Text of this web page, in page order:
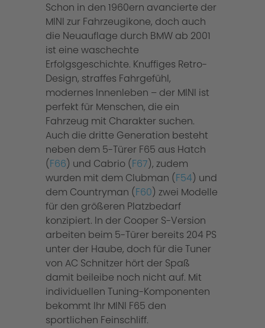
Schon in den 1960ern avancierte der
MINI zur Fahrzeugikone, doch auch
die Neuauflage durch BMW ab 2001
ist eine waschechte
Erfolgsgeschichte. Knuffiges Retro-
Design, straffes Fahrgefühl,
modernes Innenleben – der MINI ist
perfekt für Menschen, die ein
Fahrzeug mit Charakter suchen.
Auch die dritte Generation besteht
neben dem 5-Türer F65 aus Hatch
(F66) und Cabrio (F67), zudem
wurden mit dem Clubman (F54) und
dem Countryman (F60) zwei Modelle
für den größeren Platzbedarf
konzipiert. In der Cooper S-Version
arbeiten beim 5-Türer bereits 204 PS
unter der Haube, doch für die Tuner
von AC Schnitzer hört der Spaß
damit beileibe noch nicht auf. Mit
individuellen Tuning-Komponenten
bekommt Ihr MINI F65 den
sportlichen Feinschliff.